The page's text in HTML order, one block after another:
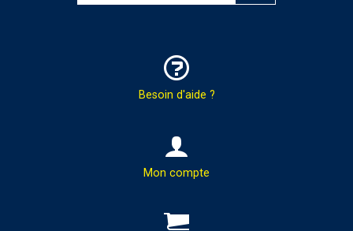
Besoin d'aide ?
HOTLINE & COMMANDES
PAR TÉLÉPHONE :
PAR MAIL :
Mon compte